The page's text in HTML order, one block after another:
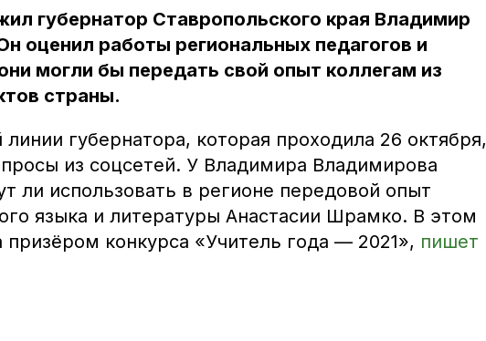
губернатор Ставропольского края Владимир
оценил работы региональных педагогов и
могли бы передать свой опыт коллегам из
страны.
губернатора, которая проходила 26 октября,
из соцсетей. У Владимира Владимирова
ли использовать в регионе передовой опыт
языка и литературы Анастасии Шрамко. В этом
призёром конкурса «Учитель года — 2021», пишет